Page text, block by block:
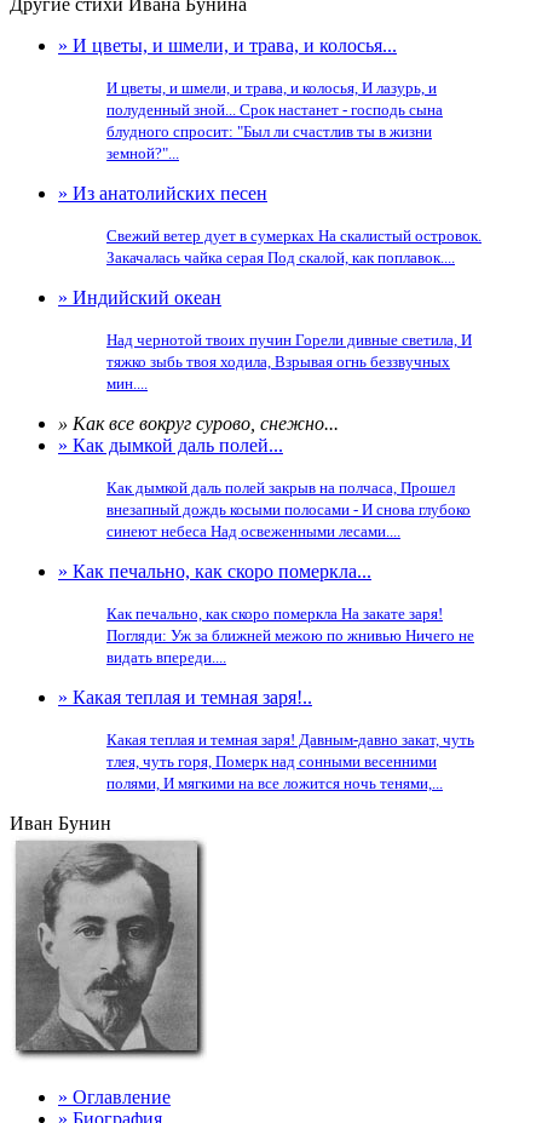
Другие стихи Ивана Бунина
» И цветы, и шмели, и трава, и колосья...
И цветы, и шмели, и трава, и колосья, И лазурь, и
полуденный зной... Срок настанет - господь сына
блудного спросит: "Был ли счастлив ты в жизни
земной?"...
» Из анатолийских песен
Свежий ветер дует в сумерках На скалистый островок.
Закачалась чайка серая Под скалой, как поплавок....
» Индийский океан
Над чернотой твоих пучин Горели дивные светила, И
тяжко зыбь твоя ходила, Взрывая огнь беззвучных
мин....
» Как все вокруг сурово, снежно...
» Как дымкой даль полей...
Как дымкой даль полей закрыв на полчаса, Прошел
внезапный дождь косыми полосами - И снова глубоко
синеют небеса Над освеженными лесами....
» Как печально, как скоро померкла...
Как печально, как скоро померкла На закате заря!
Погляди: Уж за ближней межою по жнивью Ничего не
видать впереди....
» Какая теплая и темная заря!..
Какая теплая и темная заря! Давным-давно закат, чуть
тлея, чуть горя, Померк над сонными весенними
полями, И мягкими на все ложится ночь тенями,...
Иван Бунин
» Оглавление
» Биография